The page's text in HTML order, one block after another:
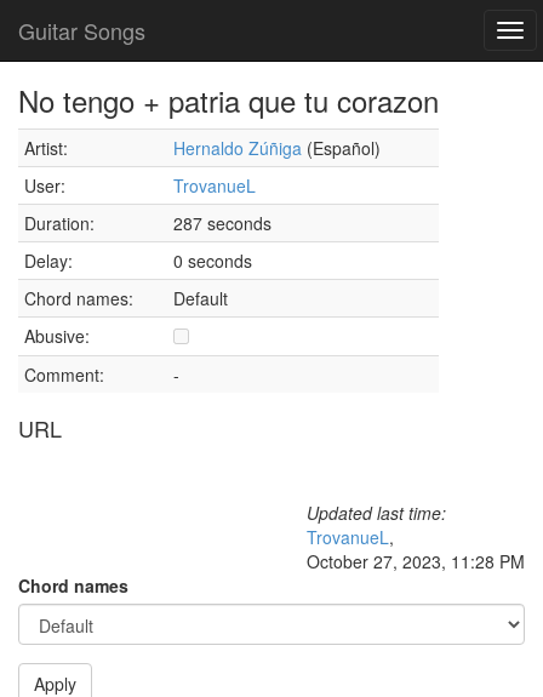
Guitar Songs
No tengo + patria que tu corazon
Artist: Hernaldo Zúñiga (Español)
User:
TrovanueL
Duration:
287 seconds
Delay:
0 seconds
Chord names:
Default
Abusive:
Comment:
-
URL
Updated last time:
TrovanueL,
October 27, 2023, 11:28 PM
Chord names
Apply